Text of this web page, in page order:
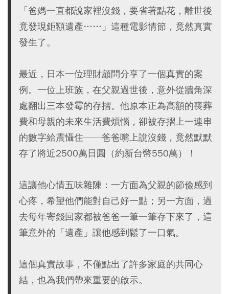
「爸媽一直都說家裡沒錢，要省著點花，離世後
竟發現鉅額遺產……」這種電影情節，竟然真實
發生了。
最近，日本一位理財顧問分享了一個真實的案
例。一位上班族，在父親過世後，意外從牆角深
處翻出三本發霉的存摺。他原本正為高額的喪葬
費和母親的未來生活費煩惱，卻被存摺上一連串
的數字給震懾住——爸爸嘴上說沒錢，竟然默默
存了將近2500萬日圓（約新台幣550萬）！
這讓他心情五味雜陳：一方面為父親的節儉感到
心疼，希望他們能對自己好一點；另一方面，過
去每年寄錢回家都被爸爸一筆一筆存下來了，這
筆意外的「遺產」讓他感到鬆了一口氣。
這個真實故事，不僅點出了許多家庭的共同心
結，也為我們帶來重要的啟示。